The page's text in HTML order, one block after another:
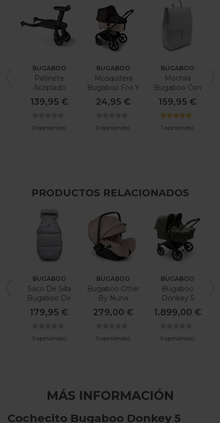
BUGABOO
Patinete
Acoplado
Bugaboo
139,95 €
0 opinión(es)
BUGABOO
Mosquitera
Bugaboo Fox Y
Bugaboo
Donkey
24,95 €
0 opinión(es)
BUGABOO
Mochila
Bugaboo Con
Cambiador
159,95 €
1 opinión(es)
PRODUCTOS RELACIONADOS
BUGABOO
Saco De Silla
Bugaboo De
Alta Calidad
Plus
179,95 €
0 opinión(es)
BUGABOO
Bugaboo Otter
By Nuna
279,00 €
0 opinión(es)
BUGABOO
Bugaboo
Donkey 5
Gemelar Verde
Bosque
1.899,00 €
0 opinión(es)
MÁS INFORMACIÓN
Cochecito Bugaboo Donkey 5